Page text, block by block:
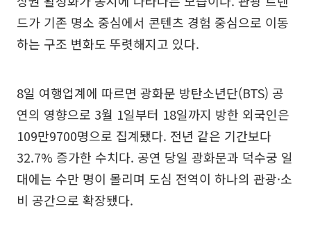
드가 기존 명소 중심에서 콘텐츠 경험 중심으로 이동
하는 구조 변화도 뚜렷해지고 있다.
8일 여행업계에 따르면 광화문 방탄소년단(BTS) 공
연의 영향으로 3월 1일부터 18일까지 방한 외국인은
109만9700명으로 집계됐다. 전년 같은 기간보다
32.7% 증가한 수치다. 공연 당일 광화문과 덕수궁 일
대에는 수만 명이 몰리며 도심 전역이 하나의 관광·소
비 공간으로 확장됐다.